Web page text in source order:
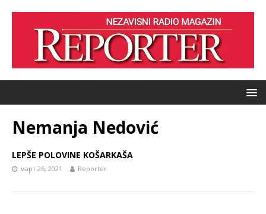
Nemanja Nedović
LEPŠE POLOVINE KOŠARKAŠA
март 26, 2021 Reporter